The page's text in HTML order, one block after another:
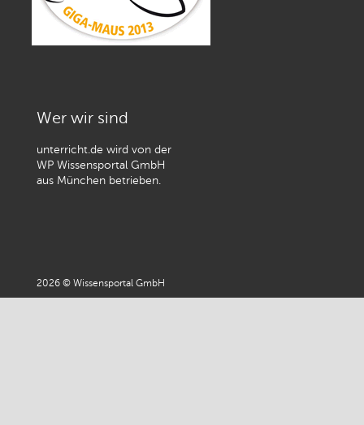
Wer wir sind
unterricht.de wird von der
WP Wissensportal GmbH
aus München betrieben.
2026 © Wissensportal GmbH